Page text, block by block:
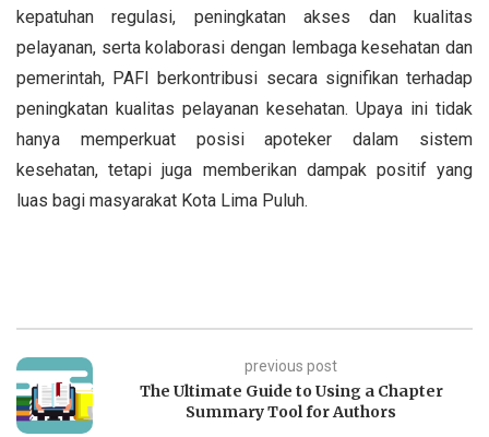
kepatuhan regulasi, peningkatan akses dan kualitas
pelayanan, serta kolaborasi dengan lembaga kesehatan dan
pemerintah, PAFI berkontribusi secara signifikan terhadap
peningkatan kualitas pelayanan kesehatan. Upaya ini tidak
hanya memperkuat posisi apoteker dalam sistem
kesehatan, tetapi juga memberikan dampak positif yang
luas bagi masyarakat Kota Lima Puluh.
previous post
The Ultimate Guide to Using a Chapter
Summary Tool for Authors